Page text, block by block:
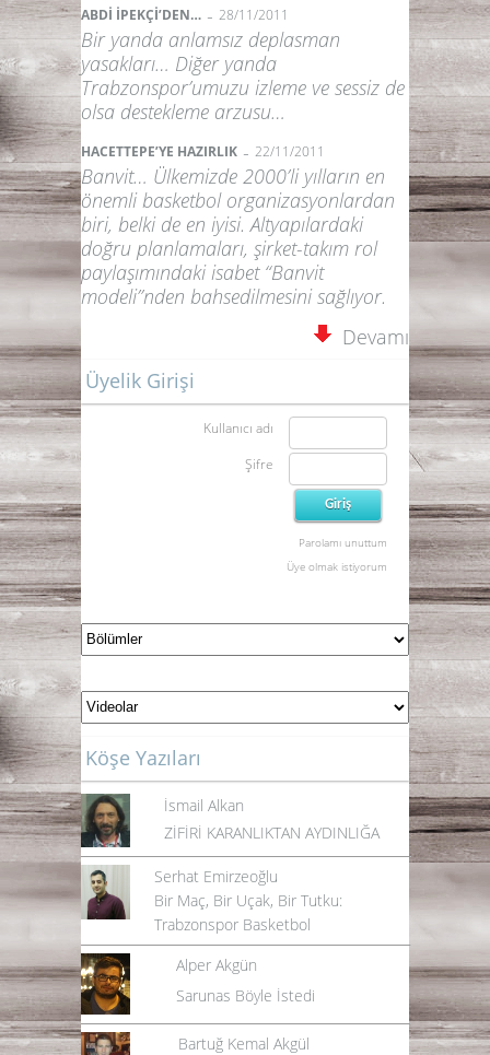
ABDİ İPEKÇİ’DEN… - 28/11/2011
Bir yanda anlamsız deplasman
yasakları… Diğer yanda
Trabzonspor’umuzu izleme ve sessiz de
olsa destekleme arzusu…
HACETTEPE’YE HAZIRLIK - 22/11/2011
Banvit… Ülkemizde 2000’li yılların en
önemli basketbol organizasyonlardan
biri, belki de en iyisi. Altyapılardaki
doğru planlamaları, şirket-takım rol
paylaşımındaki isabet “Banvit
modeli”nden bahsedilmesini sağlıyor.
Devamı
Üyelik Girişi
Kullanıcı adı
Şifre
Parolamı unuttum
Üye olmak istiyorum
Köşe Yazıları
İsmail Alkan
ZİFİRİ KARANLIKTAN AYDINLIĞA
Serhat Emirzeoğlu
Bir Maç, Bir Uçak, Bir Tutku:
Trabzonspor Basketbol
Alper Akgün
Sarunas Böyle İstedi
Bartuğ Kemal Akgül